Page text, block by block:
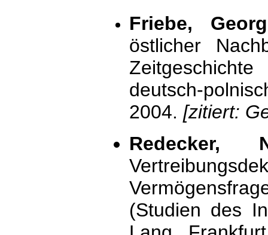
Friebe, Georg
östlicher
deutsch-
2004. [zitiert:
Redecker,
(Studien des